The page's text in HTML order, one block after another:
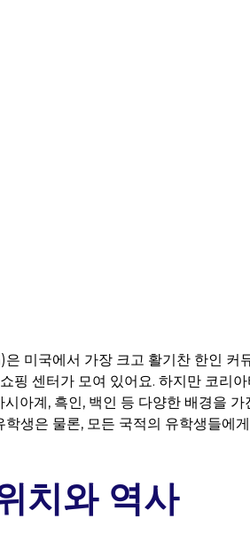
미국에서 가장 크고 활기찬 한인 커
핑 센터가 모여 있어요. 하지만 코리
아계, 흑인, 백인 등 다양한 배경을
생은 물론, 모든 국적의 유학생들에
치와 역사